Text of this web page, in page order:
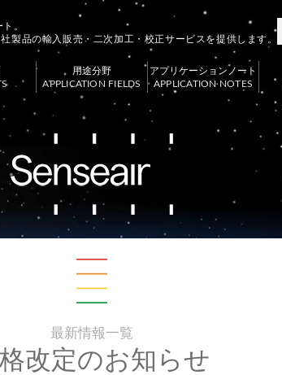
。
製品の輸入販売・二次加工・校正サービスを提供します。
用途分野
APPLICATION FIELDS
アプリケーションノート
APPLICATION NOTES
最新情報一覧
改定のお知らせ